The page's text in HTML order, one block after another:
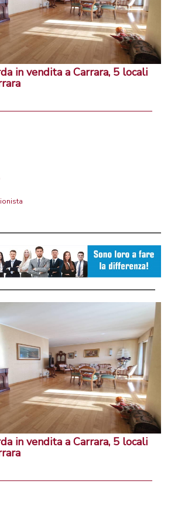
in vendita a Carrara, 5 locali
in vendita a Carrara, 5 locali